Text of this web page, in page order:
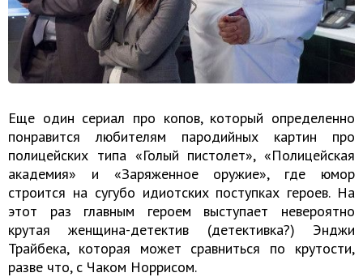
Еще один сериал про копов, который определенно
понравится любителям пародийных картин про
полицейских типа «Голый пистолет», «Полицейская
академия» и «Заряженное оружие», где юмор
строится на сугубо идиотских поступках героев. На
этот раз главным героем выступает невероятно
крутая женщина-детектив (детективка?) Энджи
Трайбека, которая может сравниться по крутости,
разве что, с Чаком Норрисом.